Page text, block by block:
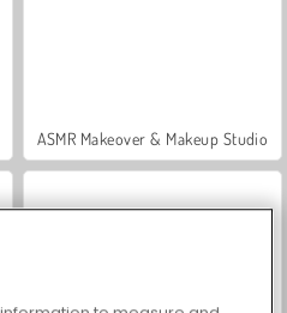
ASMR Makeover & Makeup Studio